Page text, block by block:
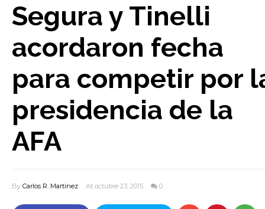
Segura y Tinelli
acordaron fecha
para competir por
presidencia de la
AFA
By Carlos R. Martinez At octubre 23, 2015 0